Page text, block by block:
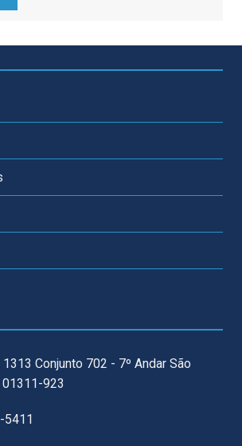
Conjunto 702 - 7º Andar São
01311-923
5411